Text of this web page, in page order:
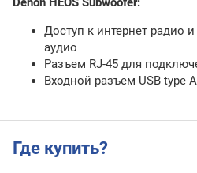
Доступ к интернет радио
аудио
Разъем RJ-45 для
Входной разъем USB type A
Где купить?